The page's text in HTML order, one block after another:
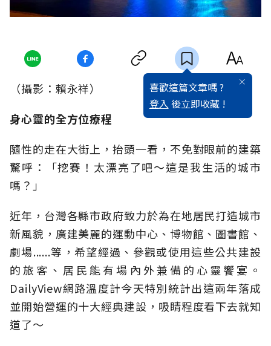
喜歡這篇文章嗎 ?
登入 後立即收藏 !
（攝影：賴永祥）
身心靈的全方位療程
隨性的走在大街上，抬頭一看，不免對眼前的建築
驚呼：「挖賽！太漂亮了吧～這是我生活的城市
嗎？」
近年，台灣各縣市政府致力於為在地居民打造城市
新風貌，廣建美麗的運動中心、博物館、圖書館、
劇場......等，希望經過、參觀或使用這些公共建設
的旅客、居民能有場內外兼備的心靈饗宴。
DailyView網路溫度計今天特別統計出這兩年落成
並開始營運的十大經典建設，吸睛程度看下去就知
道了～